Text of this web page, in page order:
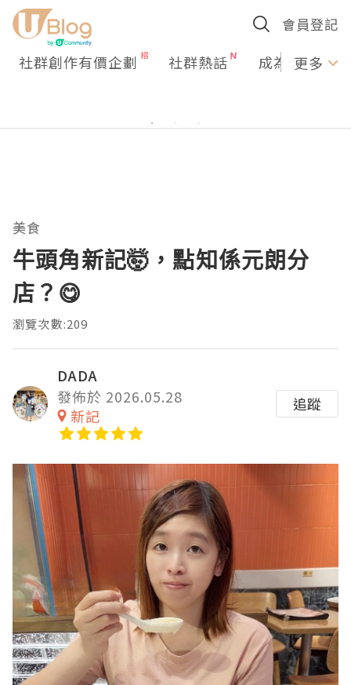
會員登記
社群創作有價企劃 社群熱話 成為U更多
美食
牛頭角新記🤯，點知係元朗分
店？😋
瀏覽次數:209
DADA
發佈於 2026.05.28
新記
追蹤